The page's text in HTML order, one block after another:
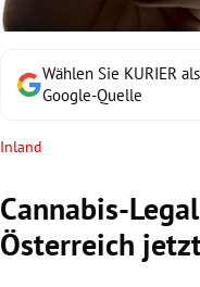
Untermenü
Untermenü
Untermenü
Untermenü
Wählen Sie KURIER
Google-Quelle
Inland
Cannabis-
Österreich